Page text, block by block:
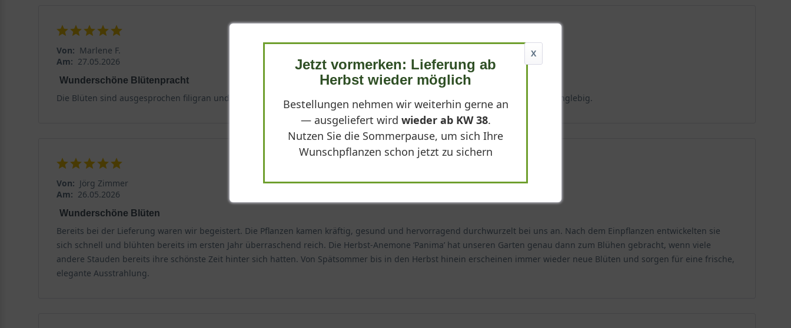
Von: Marlene F.
Am: 27.05.2026
Wunderschöne Blütenpracht
Die Blüten sind ausgesprochen filigran und leuchten in kräftigen Farben. Ein echter Blickfang im Beet, sehr pflegeleicht und langlebig.
Von: Jörg Zimmer
Am: 26.05.2026
Wunderschöne Blüten
Bereits bei der Lieferung waren wir begeistert. Die Pflanzen kamen kräftig, gesund und hervorragend durchwurzelt bei uns an. Nach dem Einpflanzen entwickelten sie
sich schnell und blühten bereits im ersten Jahr überraschend reich. Die Herbst-Anemone ‘Panima’ hat unseren Garten genau dann zum Blühen gebracht, wenn viele
andere Stauden bereits ihre schönste Zeit hinter sich hatten. Von Spätsommer bis in den Herbst hinein erscheinen immer wieder neue Blüten und sorgen für eine frische,
elegante Ausstrahlung.
X
Jetzt vormerken: Lieferung ab
Herbst wieder möglich
Bestellungen nehmen wir weiterhin gerne an
— ausgeliefert wird wieder ab KW 38.
Nutzen Sie die Sommerpause, um sich Ihre
Wunschpflanzen schon jetzt zu sichern